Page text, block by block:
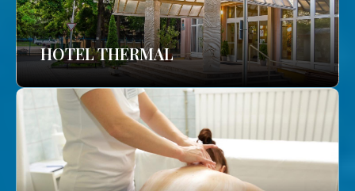
HOTEL THERMAL